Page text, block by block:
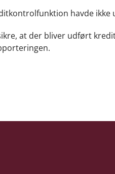
havde
at der bliver udført